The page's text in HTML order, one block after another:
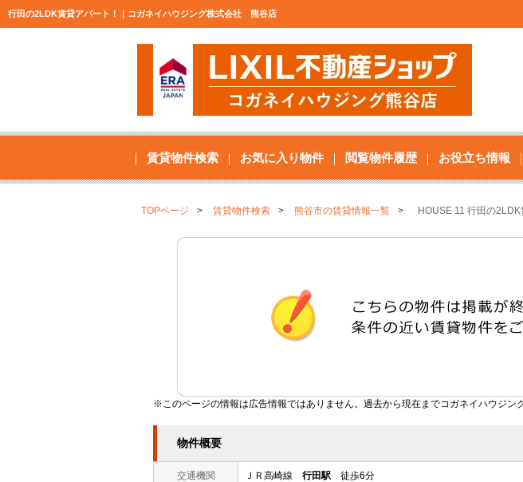
行田の2LDK賃貸アパート！｜コガネイハウジング株式会社 熊谷店
賃貸物件検索 お気に入り物件 閲覧物件履歴 お役立ち情報
TOPページ 賃貸物件検索 熊谷市の賃貸情報一覧 HOUSE 11 行田の2LDK
※このページの情報は広告情報ではありません。過去から現在までコガネイハウジ
物件概要
交通機関 ＪＲ高崎線 行田駅 徒歩6分